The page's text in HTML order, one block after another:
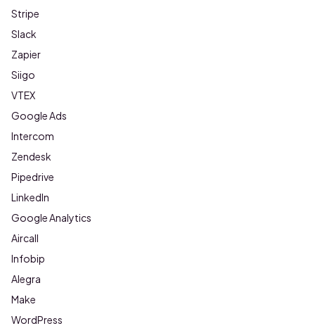
Stripe
Slack
Zapier
Siigo
VTEX
Google Ads
Intercom
Zendesk
Pipedrive
LinkedIn
Google Analytics
Aircall
Infobip
Alegra
Make
WordPress